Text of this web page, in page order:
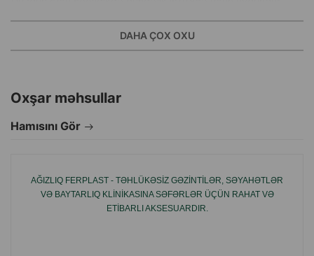
DAHA ÇOX OXU
Oxşar məhsullar
Hamısını Gör
AĞIZLIQ FERPLAST - TƏHLÜKƏSIZ GƏZINTILƏR, SƏYAHƏTLƏR
VƏ BAYTARLIQ KLINIKASINA SƏFƏRLƏR ÜÇÜN RAHAT VƏ
ETIBARLI AKSESUARDIR.